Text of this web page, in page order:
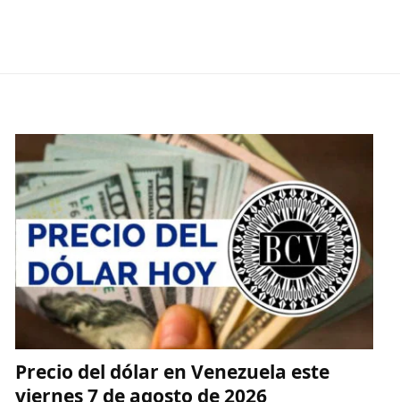
Precio del dólar en Venezuela este
viernes 7 de agosto de 2026